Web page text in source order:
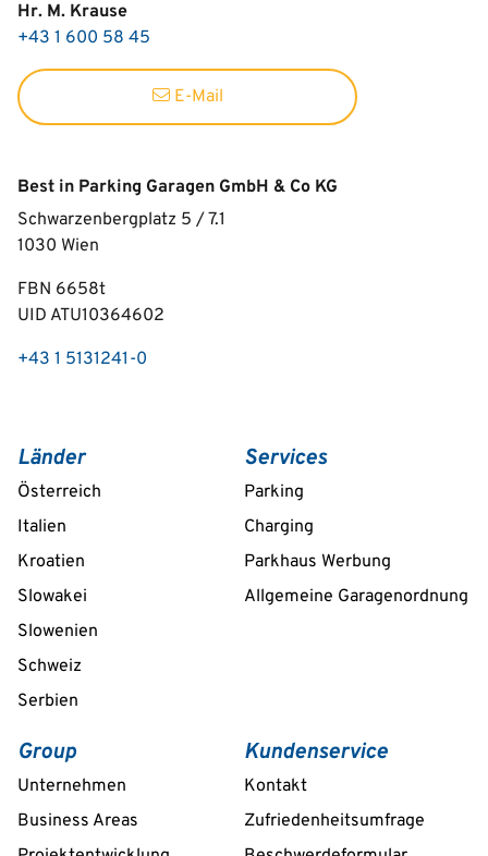
Hr. M. Krause
+43 1 600 58 45
E-Mail
Best in Parking Garagen GmbH & Co KG
Schwarzenbergplatz 5 / 7.1
1030 Wien
FBN 6658t
UID ATU10364602
+43 1 5131241-0
Länder
Österreich
Italien
Kroatien
Slowakei
Slowenien
Schweiz
Serbien
Services
Parking
Charging
Parkhaus Werbung
Allgemeine Garagenordnung
Group
Unternehmen
Business Areas
Kundenservice
Kontakt
Zufriedenheitsumfrage